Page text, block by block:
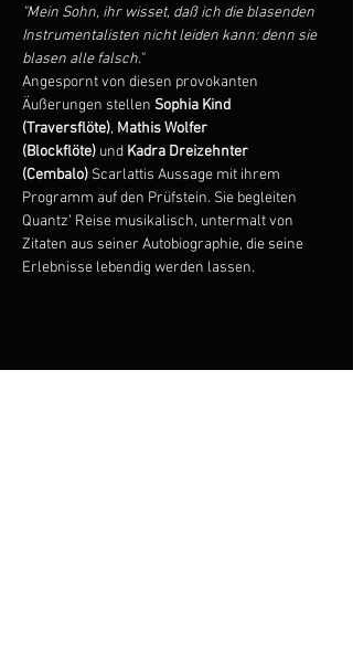
"Mein Sohn, ihr wisset, daß ich die blasenden
Instrumentalisten nicht leiden kann: denn sie
blasen alle falsch."
Angespornt von diesen provokanten
Äußerungen stellen Sophia Kind
(Traversflöte), Mathis Wolfer
(Blockflöte) und Kadra Dreizehnter
(Cembalo) Scarlattis Aussage mit ihrem
Programm auf den Prüfstein. Sie begleiten
Quantz’ Reise musikalisch, untermalt von
Zitaten aus seiner Autobiographie, die seine
Erlebnisse lebendig werden lassen.